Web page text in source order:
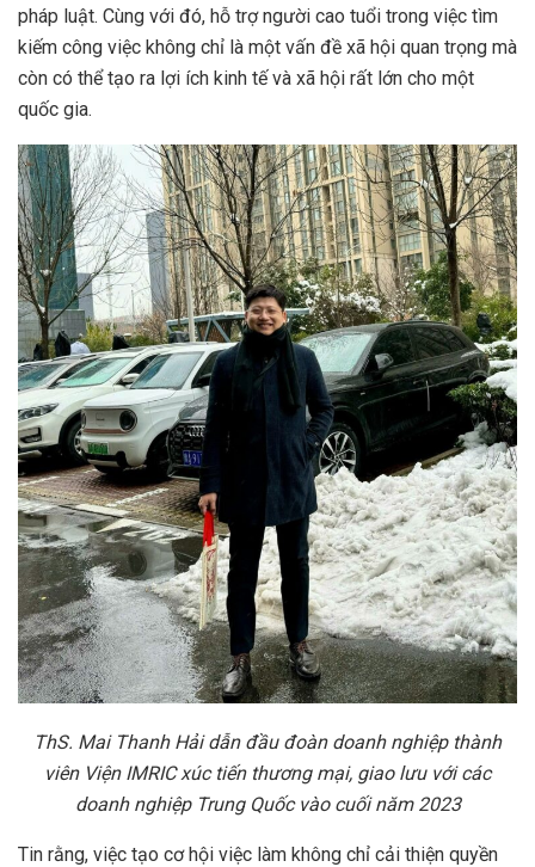
pháp luật. Cùng với đó, hỗ trợ người cao tuổi trong việc tìm
kiếm công việc không chỉ là một vấn đề xã hội quan trọng mà
còn có thể tạo ra lợi ích kinh tế và xã hội rất lớn cho một
quốc gia.
ThS. Mai Thanh Hải dẫn đầu đoàn doanh nghiệp thành
viên Viện IMRIC xúc tiến thương mại, giao lưu với các
doanh nghiệp Trung Quốc vào cuối năm 2023
Tin rằng, việc tạo cơ hội việc làm không chỉ cải thiện quyền